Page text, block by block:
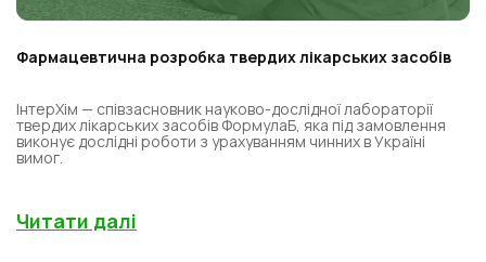
Фармацевтична розробка твердих лікарських засобів
ІнтерХім — співзасновник науково-дослідної лабораторії
твердих лікарських засобів ФормулаБ, яка під замовлення
виконує дослідні роботи з урахуванням чинних в Україні
вимог.
Читати далі